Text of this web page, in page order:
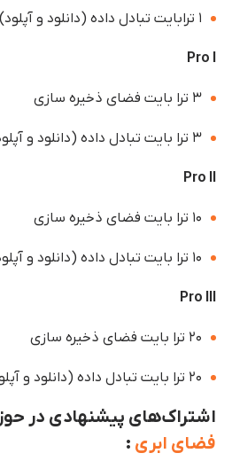
۱ ترابایت تبادل داده (دانلود و آپلود)
Pro I
۳ ترا بایت فضای ذخیره سازی
۳ ترا بایت تبادل داده (دانلود و آپلود)
Pro II
۱۰ ترا بایت فضای ذخیره سازی
۱۰ ترا بایت تبادل داده (دانلود و آپلود)
Pro III
۲۰ ترا بایت فضای ذخیره سازی
۲۰ ترا بایت تبادل داده (دانلود و آپلود)
اشتراک‌های پیشنهادی در
فضای ابری :